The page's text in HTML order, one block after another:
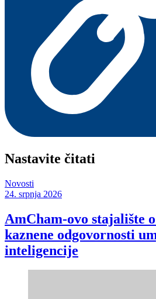
Nastavite čitati
Novosti
24. srpnja 2026
AmCham-ovo stajalište
kaznene odgovornosti
inteligencije